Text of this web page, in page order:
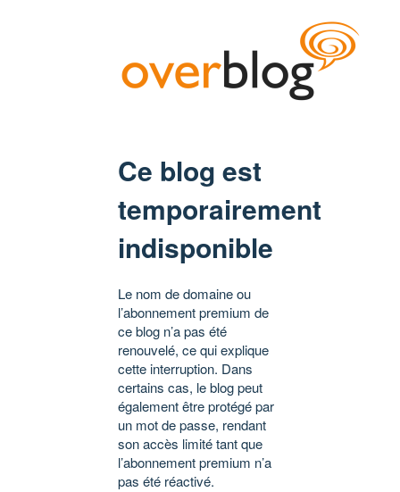
Ce blog est
temporairement
indisponible
Le nom de domaine ou
l’abonnement premium de
ce blog n’a pas été
renouvelé, ce qui explique
cette interruption. Dans
certains cas, le blog peut
également être protégé par
un mot de passe, rendant
son accès limité tant que
l’abonnement premium n’a
pas été réactivé.